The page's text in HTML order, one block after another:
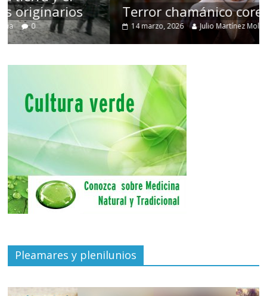
Terror chamánico coreano
14 marzo, 2026 Julio Martínez Molina 0
Pleamares y plenilunios